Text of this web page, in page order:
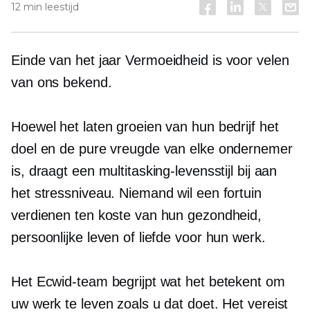
12 min leestijd
Einde van het jaar Vermoeidheid is voor velen
van ons bekend.
Hoewel het laten groeien van hun bedrijf het
doel en de pure vreugde van elke ondernemer
is, draagt ​​een multitasking-levensstijl bij aan
het stressniveau. Niemand wil een fortuin
verdienen ten koste van hun gezondheid,
persoonlijke leven of liefde voor hun werk.
Het Ecwid-team begrijpt wat het betekent om
uw werk te leven zoals u dat doet. Het vereist